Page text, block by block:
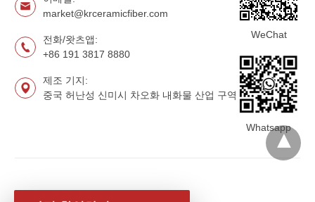
market@krceramicfiber.com
전화/왓츠앱:
+86 191 3817 8880
제조 기지:
중국 허난성 신미시 차오화 내화물 산업 구역
WeChat
Whatsapp